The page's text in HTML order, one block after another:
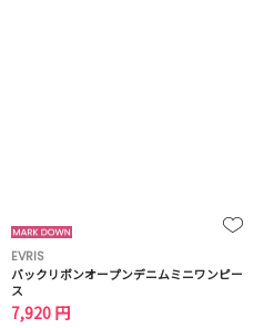
EVRIS
バックリボンオープンデニムミニワンピー
ス
7,920 円